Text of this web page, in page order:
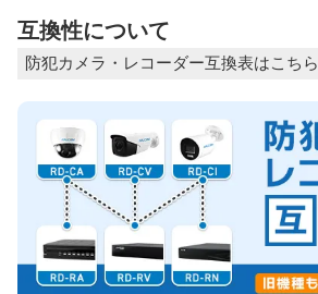
互換性について
防犯カメラ・レコーダー互換表はこちら